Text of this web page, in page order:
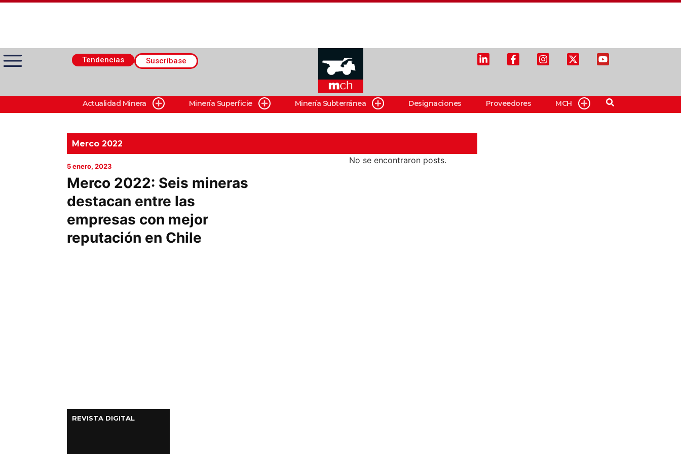
Tendencias Suscríbase
Actualidad Minera
Minería Superficie
Minerí­a Subterránea
Columnas de Opinión
Actualidad Minera Minería Superficie Minería Subterránea Designaciones Proveedores MCH
Merco 2022
5 enero, 2023
Merco 2022: Seis mineras
destacan entre las
empresas con mejor
reputación en Chile
No se encontraron posts.
REVISTA DIGITAL